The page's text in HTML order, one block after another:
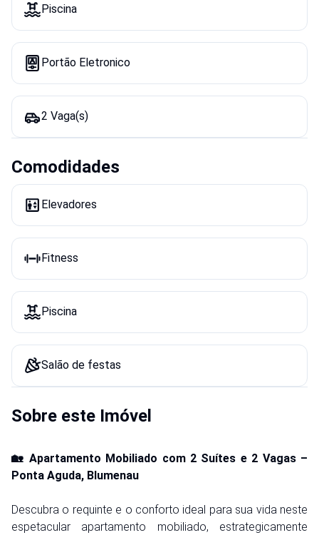
Piscina
Portão Eletronico
2 Vaga(s)
Comodidades
Elevadores
Fitness
Piscina
Salão de festas
Sobre este Imóvel
🏡 Apartamento Mobiliado com 2 Suítes e 2 Vagas –
Ponta Aguda, Blumenau
Descubra o requinte e o conforto ideal para sua vida neste
espetacular apartamento mobiliado, estrategicamente